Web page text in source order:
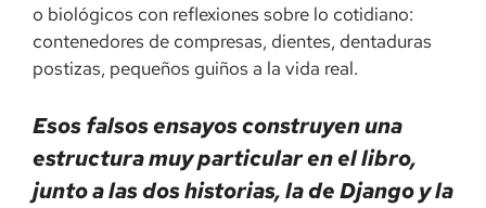
o biológicos con reflexiones sobre lo cotidiano:
contenedores de compresas, dientes, dentaduras
postizas, pequeños guiños a la vida real.
Esos falsos ensayos construyen una
estructura muy particular en el libro,
junto a las dos historias, la de Django y la